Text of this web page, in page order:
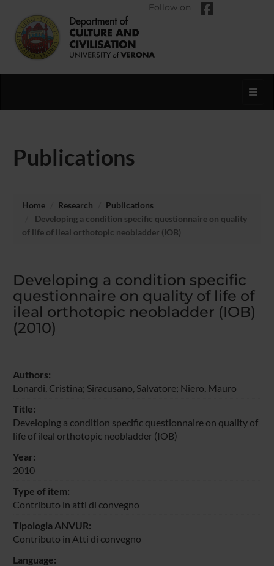
Follow on
Publications
Home Research
Publications
Developing a condition specific questionnaire on quality
of life of ileal orthotopic neobladder (IOB)
Developing a condition specific
questionnaire on quality of life of
ileal orthotopic neobladder (IOB)
(2010)
Authors:
Lonardi, Cristina; Siracusano, Salvatore; Niero, Mauro
Title:
Developing a condition specific questionnaire on quality of
life of ileal orthotopic neobladder (IOB)
Year:
2010
Type of item:
Contributo in atti di convegno
Tipologia ANVUR:
Contributo in Atti di convegno
Language: